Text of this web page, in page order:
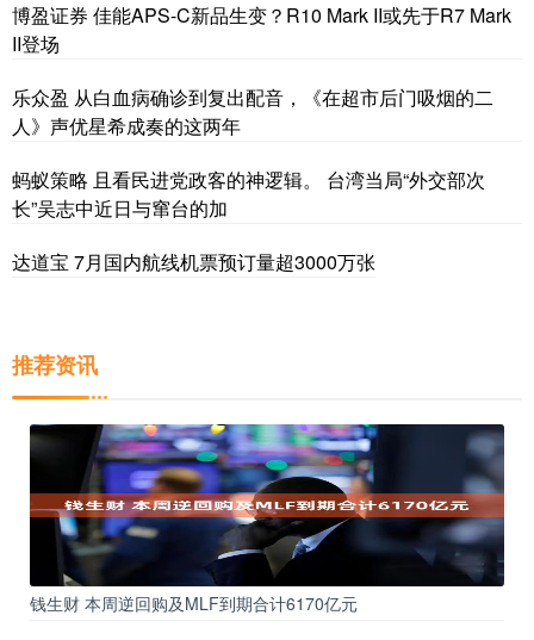
博盈证券 佳能APS-C新品生变？R10 Mark II或先于R7 Mark
II登场
乐众盈 从白血病确诊到复出配音，《在超市后门吸烟的二
人》声优星希成奏的这两年
蚂蚁策略 且看民进党政客的神逻辑。 台湾当局“外交部次
长”吴志中近日与窜台的加
达道宝 7月国内航线机票预订量超3000万张
推荐资讯
钱生财 本周逆回购及MLF到期合计6170亿元